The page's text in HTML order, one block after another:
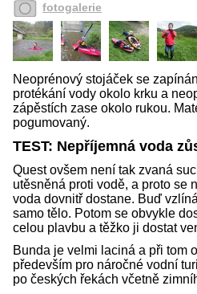
fotogalerie
Neoprénový stojáček se
protékání vody okolo krku a
zápěstích zase okolo rukou.
pogumovaný.
TEST: Nepříjemná voda
Quest ovšem není tak zvaná
utěsněná proti vodě, a proto se
voda dovnitř dostane. Buď
samo tělo. Potom se obvykle
celou plavbu a těžko ji dostat
Bunda je velmi laciná a při tom
především pro náročné vodní
po českých řekách včetně